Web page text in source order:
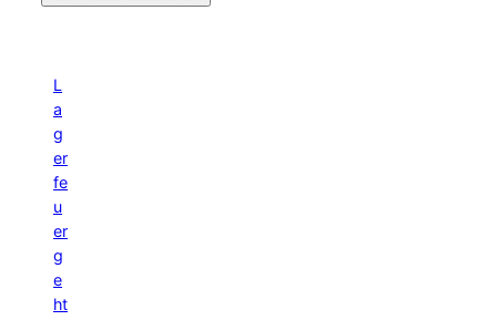
L
a
g
er
fe
u
er
g
e
ht